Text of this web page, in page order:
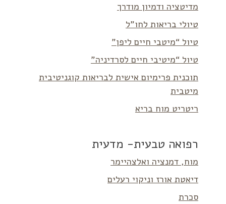
מדיטציה ודמיון מודרך
טיולי בריאות לחו”ל
טיול “מיטבי חיים ליפן”
טיול “מיטיבי חיים לסרדיניה”
תוכנית פרימיום אישית לבריאות קוגניטיבית
מיטבית
ריטריט מוח בריא
רפואה טבעית- מדעית
מוח, דמנציה ואלצהיימר
דיאטת אורז וניקוי רעלים
סכרת